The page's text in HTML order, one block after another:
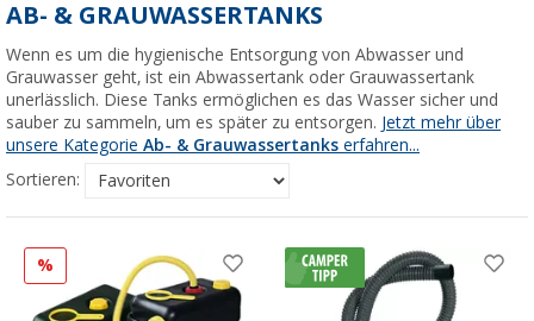
AB- & GRAUWASSERTANKS
Wenn es um die hygienische Entsorgung von Abwasser und
Grauwasser geht, ist ein Abwassertank oder Grauwassertank
unerlässlich. Diese Tanks ermöglichen es das Wasser sicher und
sauber zu sammeln, um es später zu entsorgen. Jetzt mehr über
unsere Kategorie Ab- & Grauwassertanks erfahren...
Sortieren:
%